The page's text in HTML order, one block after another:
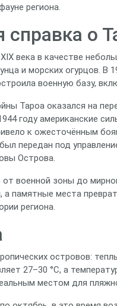
региона.
справка о
века в качестве
и морских огурцов. В
военную базу,
Тароа оказался на
году американские
к ожесточённым
передан под
Острова.
военной зоны до
памятные места
региона.
островов:
27–30 °C, а
местом для